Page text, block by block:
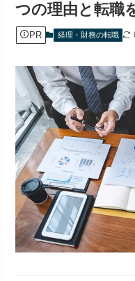
つの理由と転職
PR 経理・財務の転職